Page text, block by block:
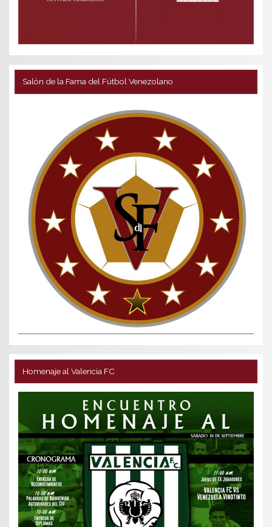
Salón de la Fama del Fútbol Venezolano
Homenaje al Valencia FC